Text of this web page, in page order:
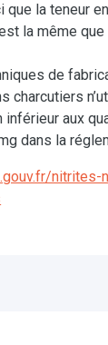
la teneur
la même
de
charcutiers
inférieur aux
dans la